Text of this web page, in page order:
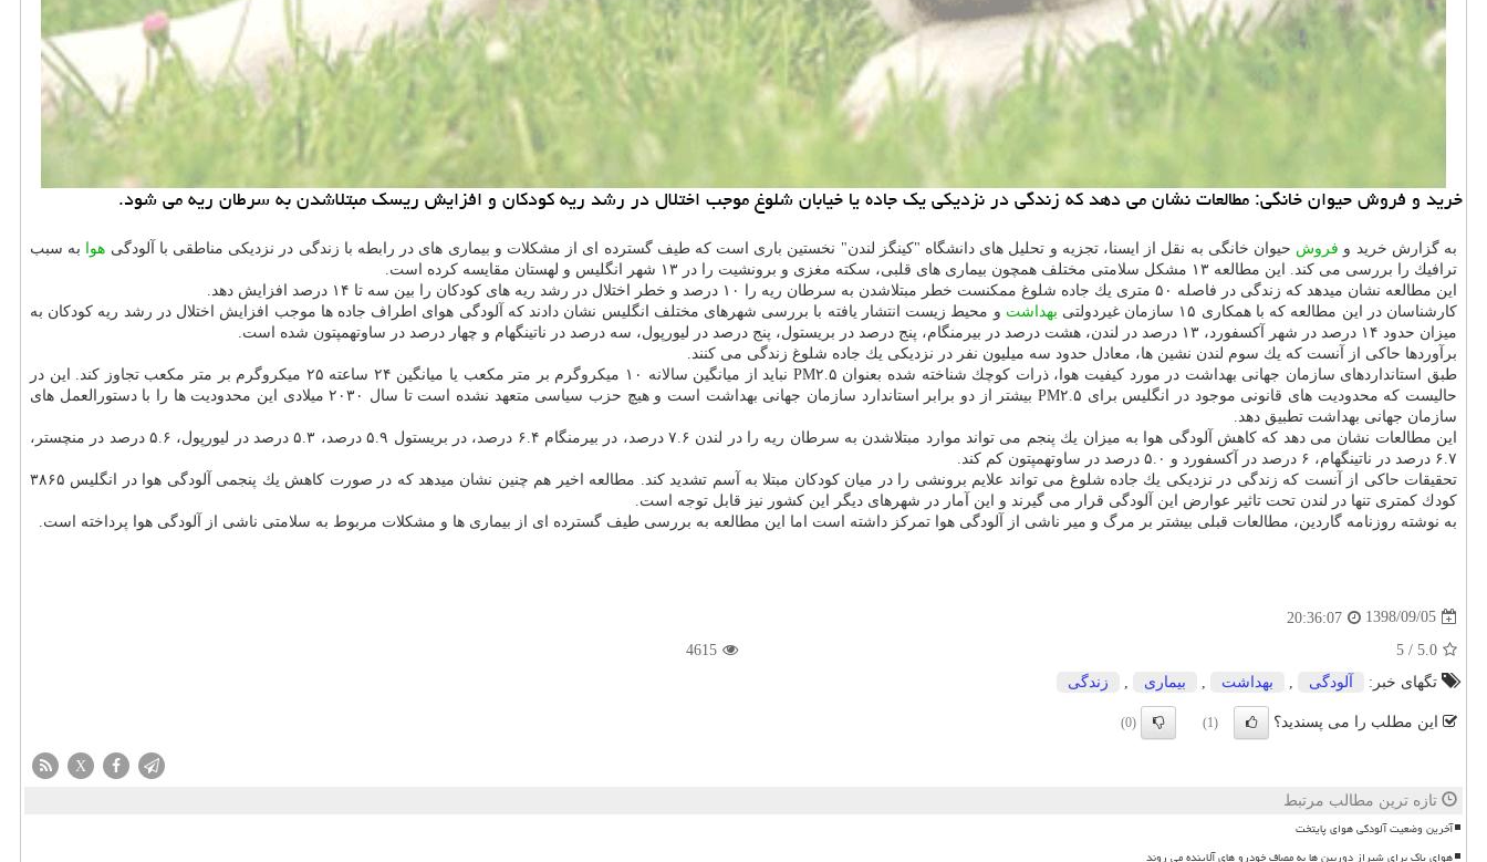
خرید و فروش حیوان خانگی: مطالعات نشان می دهد كه زندگی در نزدیكی یك جاده یا خیابان شلوغ موجب اختلال در رشد ریه كودكان و افزایش ریسك مبتلاشدن به سرطان ریه می شود.
به گزارش خرید و فروش حیوان خانگی به نقل از ایسنا، تجزیه و تحلیل های دانشگاه "كینگز لندن" نخستین باری است كه طیف گسترده ای از مشكلات و بیماری های در رابطه با زندگی در نزدیكی مناطقی با آلودگی هوا به سبب
ترافیك را بررسی می كند. این مطالعه ۱۳ مشكل سلامتی مختلف همچون بیماری های قلبی، سكته مغزی و برونشیت را در ۱۳ شهر انگلیس و لهستان مقایسه كرده است.
این مطالعه نشان میدهد كه زندگی در فاصله ۵۰ متری یك جاده شلوغ ممكنست خطر مبتلاشدن به سرطان ریه را ۱۰ درصد و خطر اختلال در رشد ریه های كودكان را بین سه تا ۱۴ درصد افزایش دهد.
كارشناسان در این مطالعه كه با همكاری ۱۵ سازمان غیردولتی
بهداشت و محیط زیست انتشار یافته با بررسی شهرهای مختلف انگلیس نشان دادند كه آلودگی هوای اطراف جاده ها موجب افزایش اختلال در رشد ریه كودكان به
میزان حدود ۱۴ درصد در شهر آكسفورد، ۱۳ درصد در لندن، هشت درصد در بیرمنگام، پنج درصد در بریستول، پنج درصد در لیورپول، سه درصد در ناتینگهام و چهار درصد در ساوتهمپتون شده است.
برآوردها حاكی از آنست كه یك سوم لندن نشین ها، معادل حدود سه میلیون نفر در نزدیكی یك جاده شلوغ زندگی می كنند.
طبق استانداردهای سازمان جهانی بهداشت در مورد كیفیت هوا، ذرات كوچك شناخته شده بعنوان PM۲.۵ نباید از میانگین سالانه ۱۰ میكروگرم بر متر مكعب یا میانگین ۲۴ ساعته ۲۵ میكروگرم بر متر مكعب تجاوز كند. این در
حالیست كه محدودیت های قانونی موجود در انگلیس برای PM۲.۵ بیشتر از دو برابر استاندارد سازمان جهانی بهداشت است و هیچ حزب سیاسی متعهد نشده است تا سال ۲۰۳۰ میلادی این محدودیت ها را با دستورالعمل های
سازمان جهانی بهداشت تطبیق دهد.
این مطالعات نشان می دهد كه كاهش آلودگی هوا به میزان یك پنجم می تواند موارد مبتلاشدن به سرطان ریه را در لندن ۷.۶ درصد، در بیرمنگام ۶.۴ درصد، در بریستول ۵.۹ درصد، ۵.۳ درصد در لیورپول، ۵.۶ درصد در منچستر،
۶.۷ درصد در ناتینگهام، ۶ درصد در آكسفورد و ۵.۰ درصد در ساوتهمپتون كم كند.
تحقیقات حاكی از آنست كه زندگی در نزدیكی یك جاده شلوغ می تواند علایم برونشی را در میان كودكان مبتلا به آسم تشدید كند. مطالعه اخیر هم چنین نشان میدهد كه در صورت كاهش یك پنجمی آلودگی هوا در انگلیس ۳۸۶۵
كودك كمتری تنها در لندن تحت تاثیر عوارض این آلودگی قرار می گیرند و این آمار در شهرهای دیگر این كشور نیز قابل توجه است.
به نوشته روزنامه گاردین، مطالعات قبلی بیشتر بر مرگ و میر ناشی از آلودگی هوا تمركز داشته است اما این مطالعه به بررسی طیف گسترده ای از بیماری ها و مشكلات مربوط به سلامتی ناشی از آلودگی هوا پرداخته است.
1398/09/05
20:36:07
5.0
/
5
4615
تگهای خبر:
آلودگی بهداشت بیماری زندگی
این مطلب را می پسندید؟ (1)
(0)
X
تازه ترین مطالب مرتبط
آخرین وضعیت آلودگی هوای پایتخت
هوای پاک برای شیراز دوربین ها به مصاف خودرو های آلاینده می روند